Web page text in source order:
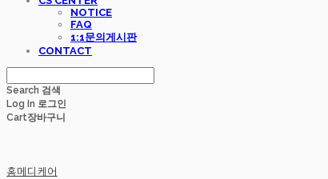
NOTICE
FAQ
1:1문의게시판
CONTACT
Search 검색
Log In 로그인
Cart장바구니
홈메디케어